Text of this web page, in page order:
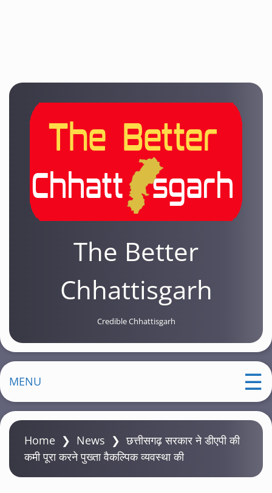
The Better
Chhattisgarh
Credible Chhattisgarh
MENU
Home ❯ News ❯छत्तीसगढ़ सरकार ने डीएपी की
कमी पूरा करने पुख्ता वैकल्पिक व्यवस्था की